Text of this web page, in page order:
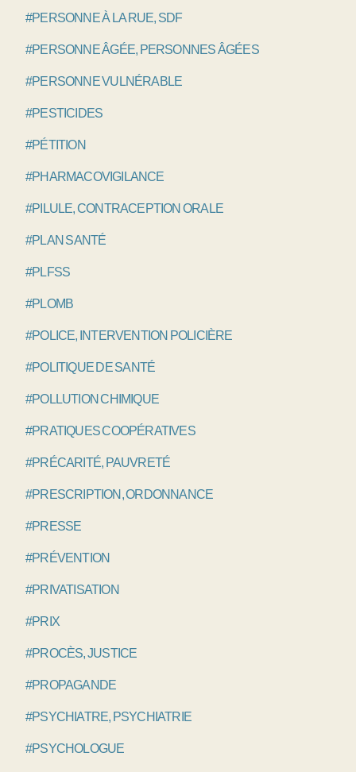
#PERSONNE À LA RUE, SDF
#PERSONNE ÂGÉE, PERSONNES ÂGÉES
#PERSONNE VULNÉRABLE
#PESTICIDES
#PÉTITION
#PHARMACOVIGILANCE
#PILULE, CONTRACEPTION ORALE
#PLAN SANTÉ
#PLFSS
#PLOMB
#POLICE, INTERVENTION POLICIÈRE
#POLITIQUE DE SANTÉ
#POLLUTION CHIMIQUE
#PRATIQUES COOPÉRATIVES
#PRÉCARITÉ, PAUVRETÉ
#PRESCRIPTION, ORDONNANCE
#PRESSE
#PRÉVENTION
#PRIVATISATION
#PRIX
#PROCÈS, JUSTICE
#PROPAGANDE
#PSYCHIATRE, PSYCHIATRIE
#PSYCHOLOGUE